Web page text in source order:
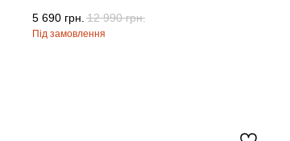
5 690 грн. 12 990 грн.